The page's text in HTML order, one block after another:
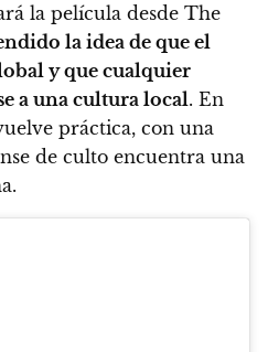
la película desde The
la idea de que el
y que cualquier
a una cultura local. En
práctica, con una
de culto encuentra una